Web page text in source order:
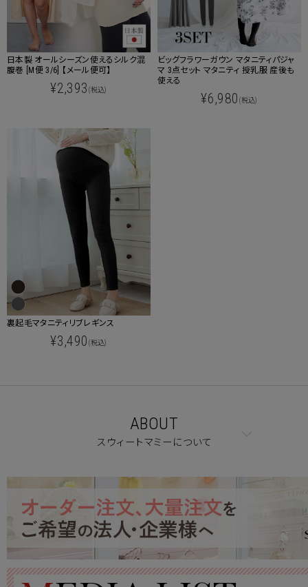
日本製 オールシーズン使えるシルク混
腹巻 [M便 3/6] 【メール便可】
¥2,393 (税込)
ビッグフラワーガウン マタニティパジャ
マ 3点セット マタニティ 授乳服 産後も
使える
¥6,980 (税込)
裏起毛マタニティリブレギンス
¥3,490 (税込)
ABOUT
スウィートマミーについて